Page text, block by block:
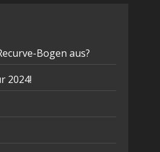
Bogen aus?
2024!